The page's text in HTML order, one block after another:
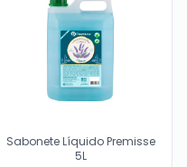
Sabonete Líquido Premisse
5L